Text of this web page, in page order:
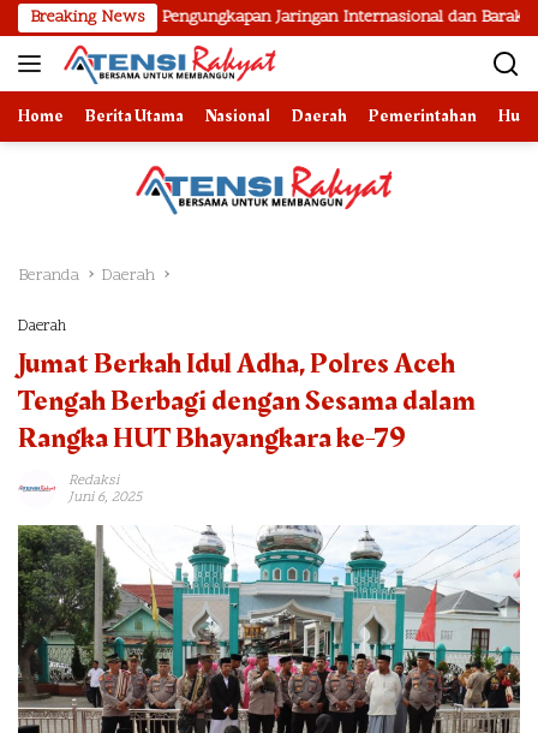
Langsung
ke
konten
Breaking News
Pengungkapan Jaringan Internasional dan Barak Narkoba
Home Berita Utama Nasional Daerah Pemerintahan
Beranda Daerah
Daerah
Jumat Berkah Idul Adha, Polres Aceh
Tengah Berbagi dengan Sesama dalam
Rangka HUT Bhayangkara ke-79
Redaksi
Juni 6, 2025